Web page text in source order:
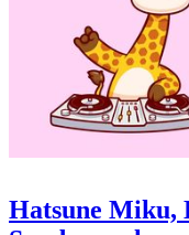
Hatsune Miku,